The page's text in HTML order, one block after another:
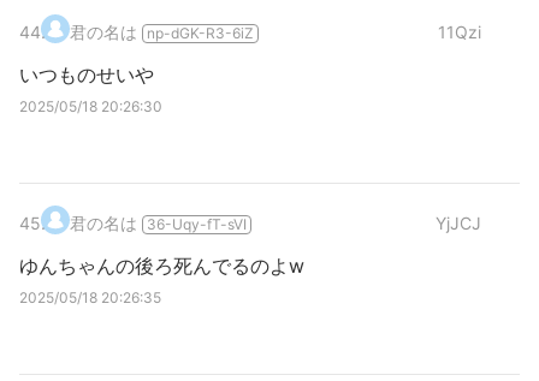
44. 君の名は np-dGK-R3-6iZ 11Qzi
いつものせいや
2025/05/18 20:26:30
45. 君の名は 36-Uqy-fT-sVI YjJCJ
ゆんちゃんの後ろ死んでるのよw
2025/05/18 20:26:35